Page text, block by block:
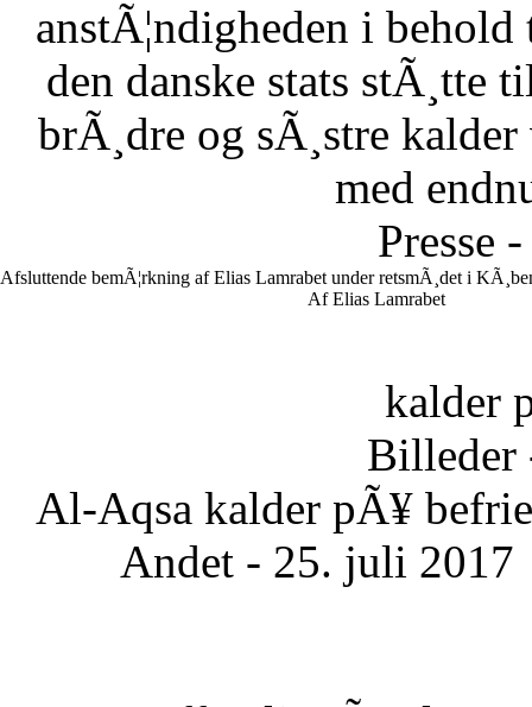
anstÃ¦ndigheden i
den danske stats stÃ¸tte
brÃ¸dre og sÃ¸stre
med
Presse
Afsluttende bemÃ¦rkning af Elias Lamrabet under retsmÃ¸det i
Af Elias Lamrabet
kalder
Billeder
Al-Aqsa kalder pÃ¥
Andet - 25. juli 2017